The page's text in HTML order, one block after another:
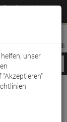
Bestellung erhalten
AUFKLAPPEN
MERKZETTEL
WARENKORB:
Küchenreiniger
unser
"Akzeptieren"